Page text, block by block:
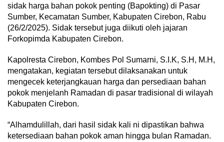
sidak harga bahan pokok penting (Bapokting) di Pasar
Sumber, Kecamatan Sumber, Kabupaten Cirebon, Rabu
(26/2/2025). Sidak tersebut juga diikuti oleh jajaran
Forkopimda Kabupaten Cirebon.
Kapolresta Cirebon, Kombes Pol Sumarni, S.I.K, S.H, M.H,
mengatakan, kegiatan tersebut dilaksanakan untuk
mengecek keterjangkauan harga dan persediaan bahan
pokok menjelanh Ramadan di pasar tradisional di wilayah
Kabupaten Cirebon.
“Alhamdulillah, dari hasil sidak kali ni dipastikan bahwa
ketersediaan bahan pokok aman hingga bulan Ramadan.